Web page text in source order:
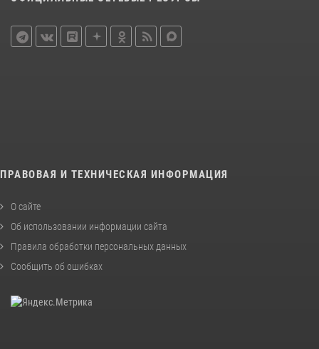
ПРАВОВАЯ И ТЕХНИЧЕСКАЯ ИНФОРМАЦИЯ
О сайте
Об использовании информации сайта
Правила обработки персональных данных
Сообщить об ошибках